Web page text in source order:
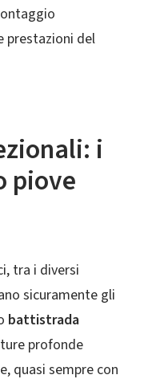
prestazioni del
i
piove
tra i diversi
sicuramente gli
battistrada
profonde
quasi sempre con